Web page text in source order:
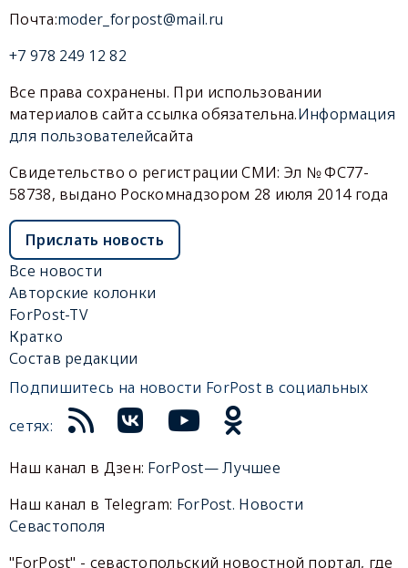
Почта:moder_forpost@mail.ru
+7 978 249 12 82
Все права сохранены. При использовании
материалов сайта ссылка обязательна.Информация
для пользователейсайта
Свидетельство о регистрации СМИ: Эл № ФС77-
58738, выдано Роскомнадзором 28 июля 2014 года
Прислать новость
Все новости
Авторские колонки
ForPost-TV
Кратко
Состав редакции
Подпишитесь на новости ForPost в социальных
сетях:
Наш канал в Дзен: ForPost— Лучшее
Наш канал в Telegram: ForPost. Новости
Севастополя
"ForPost" - севастопольский новостной портал, где